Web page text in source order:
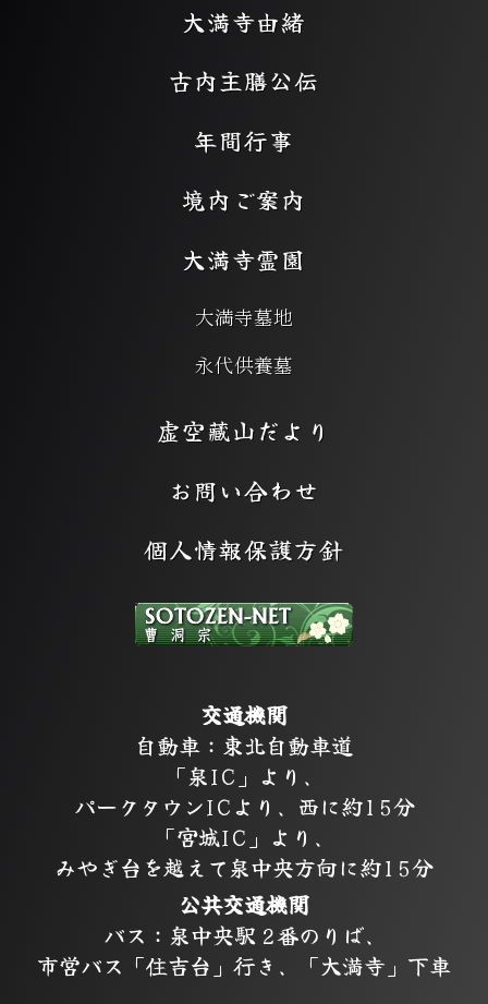
大満寺由緒
古内主膳公伝
年間行事
境内ご案内
大満寺霊園
大満寺墓地
永代供養墓
虚空藏山だより
お問い合わせ
個人情報保護方針
交通機関
自動車：東北自動車道
「泉IC」より、
パークタウンICより、西に約15分
「宮城IC」より、
みやぎ台を越えて泉中央方向に約15分
公共交通機関
バス：泉中央駅 2番のりば、
市営バス「住吉台」行き、「大満寺」下車